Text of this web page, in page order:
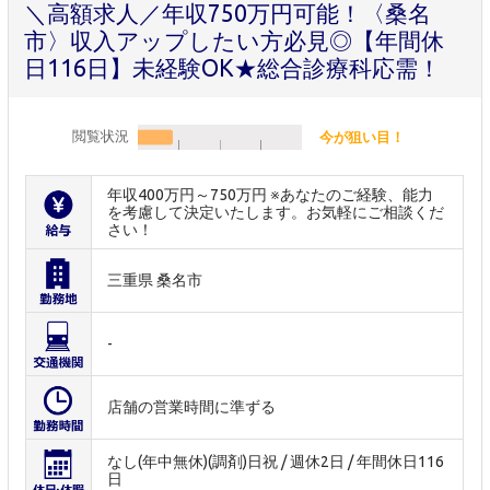
＼高額求人／年収750万円可能！〈桑名
市〉収入アップしたい方必見◎【年間休
日116日】未経験OK★総合診療科応需！
閲覧状況 今が狙い目！
年収400万円～750万円 ※あなたのご経験、能力
を考慮して決定いたします。お気軽にご相談くだ
さい！
三重県 桑名市
-
店舗の営業時間に準ずる
なし(年中無休)(調剤)日祝 / 週休2日 / 年間休日116
日